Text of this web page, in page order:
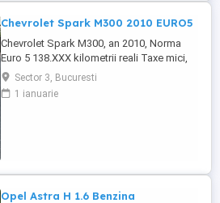
Chevrolet Spark M300 2010 EURO5
Chevrolet Spark M300, an 2010, Norma
Euro 5 138.XXX kilometrii reali Taxe mici,
consum mic 5-6% in oras, costuri mici de
intretinere Dotari: -Motor 1.0 16v 68cp,
Euro 5, Distributie Lant -AC manual
Sector 3, Bucuresti
1 ianuarie
Opel Astra H 1.6 Benzina